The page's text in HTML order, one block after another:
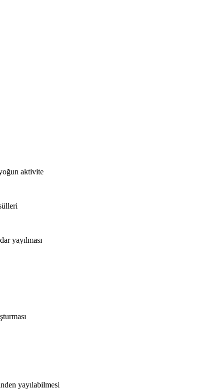
aktivite
yayılması
yayılabilmesi